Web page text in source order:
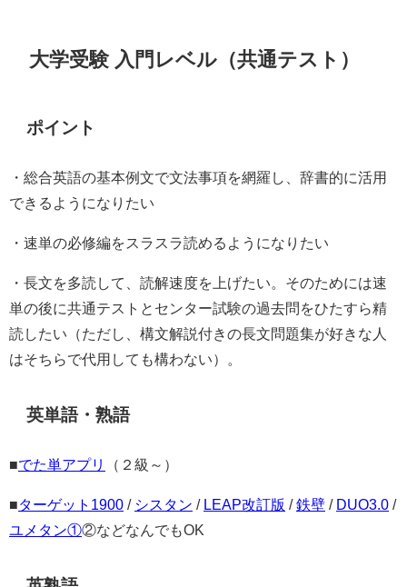
大学受験 入門レベル（共通テスト）
ポイント
・総合英語の基本例文で文法事項を網羅し、辞書的に活用
できるようになりたい
・速単の必修編をスラスラ読めるようになりたい
・長文を多読して、読解速度を上げたい。そのためには速
単の後に共通テストとセンター試験の過去問をひたすら精
読したい（ただし、構文解説付きの長文問題集が好きな人
はそちらで代用しても構わない）。
英単語・熟語
■でた単アプリ （２級～）
■ターゲット1900 / シスタン / LEAP改訂版 /鉄壁 / DUO3.0 /
ユメタン①②などなんでもOK